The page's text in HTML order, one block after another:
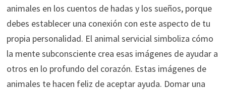
animales en los cuentos de hadas y los sueños, porque
debes establecer una conexión con este aspecto de tu
propia personalidad. El animal servicial simboliza cómo
la mente subconsciente crea esas imágenes de ayudar a
otros en lo profundo del corazón. Estas imágenes de
animales te hacen feliz de aceptar ayuda. Domar una